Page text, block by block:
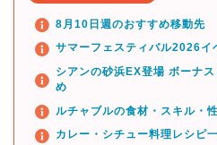
8月10日週のおすすめ移動先
サマーフェスティバル2026イ
シアンの砂浜EX登場 ボーナ
め
ルチャブルの食材・スキル・
カレー・シチュー料理レシピ